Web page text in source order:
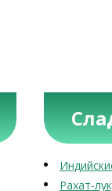
Рахат-